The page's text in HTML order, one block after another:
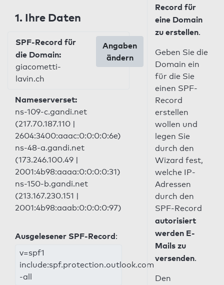
1. Ihre Daten
SPF-Record für
die Domain:
giacometti-
lavin.ch
Angaben
ändern
Nameserverset:
ns-109-c.gandi.net
(217.70.187.110 |
2604:3400:aaac:0:0:0:0:6e)
ns-48-a.gandi.net
(173.246.100.49 |
2001:4b98:aaaa:0:0:0:0:31)
ns-150-b.gandi.net
(213.167.230.151 |
2001:4b98:aaab:0:0:0:0:97)
Ausgelesener SPF-Record:
v=spf1
include:spf.protection.outlook.com
-all
Record für
eine Domain
zu erstellen.
Geben Sie die
Domain ein
für die Sie
einen SPF-
Record
erstellen
wollen und
legen Sie
durch den
Wizard fest,
welche IP-
Adressen
durch den
SPF-Record
autorisiert
werden E-
Mails zu
versenden.
Den